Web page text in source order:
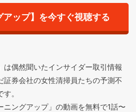
アップ】を今すぐ視聴する
は偶然聞いたインサイダー取引情報
証券会社の女性清掃員たちの予測不
。
ニングアップ」の動画を無料で1話〜